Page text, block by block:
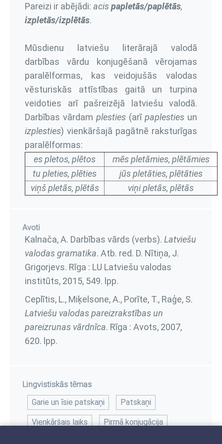
Pareizi ir abējādi: acispapletās/paplētās,
izpletās/izplētās.
Mūsdienu latviešu literārajā valodā
darbības vārdu konjugēšanā vērojamas
paralēlformas, kas veidojušās valodas
vēsturiskās attīstības gaitā un turpina
veidoties arī pašreizējā latviešu valodā.
Darbības vārdam plesties (arī paplesties un
izplesties) vienkāršajā pagātnē raksturīgas
paralēlformas:
es pletos, plētos
mēs pletāmies, plētāmies
tu pleties, plēties
jūs pletāties, plētāties
viņš pletās, plētās
viņi pletās, plētās
Avoti
Kalnača, A. Darbības vārds (verbs). Latviešu
valodas gramatika. Atb. red. D. Nītiņa, J.
Grigorjevs. Rīga : LU Latviešu valodas
institūts, 2015, 549. lpp.
Ceplītis, L., Miķelsone, A., Porīte, T., Raģe, S.
Latviešu valodas pareizrakstības un
pareizrunas vārdnīca. Rīga : Avots, 2007,
620. lpp.
Lingvistiskās tēmas
Garie un īsie patskaņi Patskaņi
Vienkāršais laiks Pirmā konjugācija